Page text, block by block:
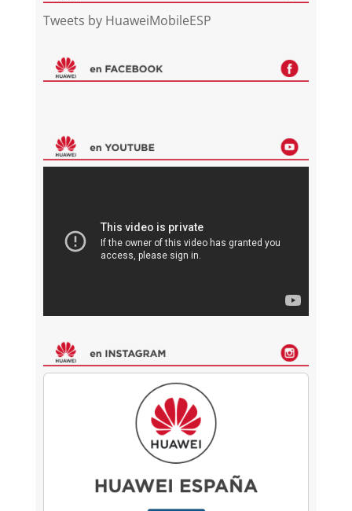
Tweets by HuaweiMobileESP